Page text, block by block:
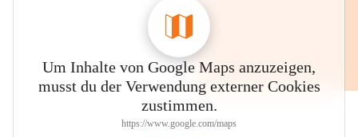
Um Inhalte von Google Maps anzuzeigen,
musst du der Verwendung externer Cookies
zustimmen.
https://www.google.com/maps